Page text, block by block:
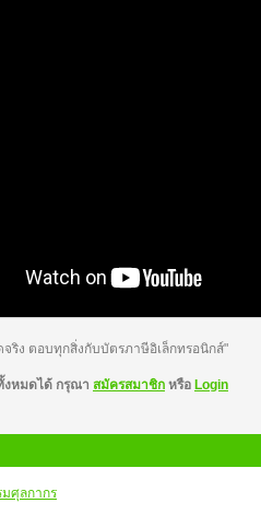
จริง ตอบทุกสิ่งกับบัตรภาษีอิเล็กทรอนิกส์"
งหมดได้ กรุณา สมัครสมาชิก หรือ Login
มศุลกากร